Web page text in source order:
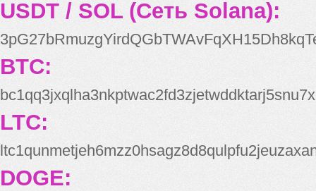
USDT / SOL (Сеть Solana):
BTC:
bc1qq3jxqlha3nkptwac2fd3zjetwddktarj5snu7x
LTC:
DOGE: